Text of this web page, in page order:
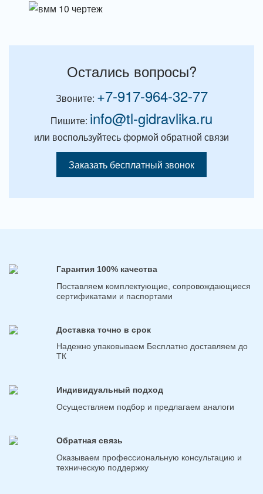
Остались вопросы?
Звоните: +7-917-964-32-77
Пишите: info@tl-gidravlika.ru
или воспользуйтесь формой обратной связи
Заказать бесплатный звонок
Гарантия 100% качества
Поставляем комплектующие, сопровождающиеся
сертификатами и паспортами
Доставка точно в срок
Надежно упаковываем Бесплатно доставляем до
ТК
Индивидуальный подход
Осуществляем подбор и предлагаем аналоги
Обратная связь
Оказываем профессиональную консультацию и
техническую поддержку